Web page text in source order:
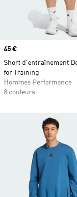
Prix
45 €
Short d'entraînement
for Training
Hommes Performance
8 couleurs